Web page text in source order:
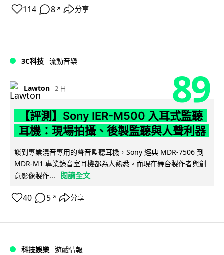
114 8 ↗ 分享
3C科技 流動音樂
Lawton 2 日 89
【評測】Sony IER-M500 入耳式監聽
耳機：現場拍攝、後製監聽與人聲利器
談到專業混音專用的聲音監聽耳機，Sony 經典 MDR-7506 到
MDR-M1 專業錄音室耳機都為人熟悉。而現在舞台製作者與創
意影像製作...
閱讀全文
40 5 ↗ 分享
科技娛樂 遊戲情報